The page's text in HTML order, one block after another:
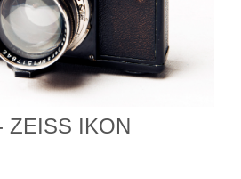
ZEISS IKON